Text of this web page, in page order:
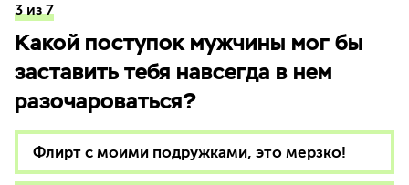
3 из 7
Какой поступок мужчины мог бы
заставить тебя навсегда в нем
разочароваться?
Флирт с моими подружками, это мерзко!